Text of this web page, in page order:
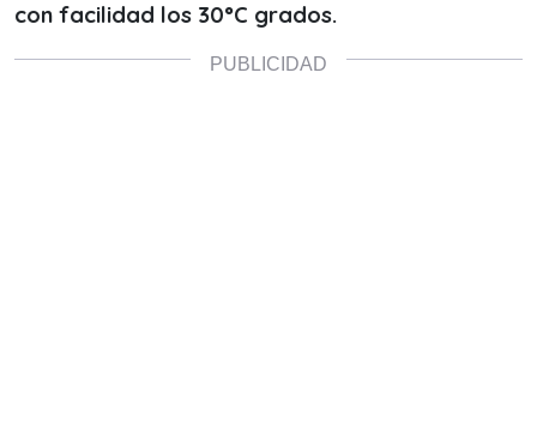
con facilidad los 30°C grados.